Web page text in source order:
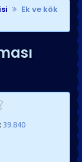
Ek ve kök
39.840